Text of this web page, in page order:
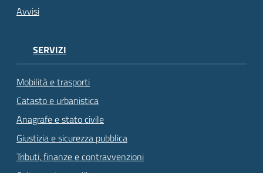
Avvisi
SERVIZI
Mobilità e trasporti
Catasto e urbanistica
Anagrafe e stato civile
Giustizia e sicurezza pubblica
Tributi, finanze e contravvenzioni